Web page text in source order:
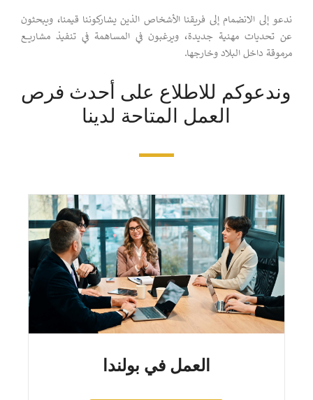
ندعو إلى الانضمام إلى فريقنا الأشخاص الذين يشاركوننا قيمنا، ويبحثون
عن تحديات مهنية جديدة، ويرغبون في المساهمة في تنفيذ مشاريع
مرموقة داخل البلاد وخارجها.
وندعوكم للاطلاع على أحدث فرص
العمل المتاحة لدينا
العمل في بولندا